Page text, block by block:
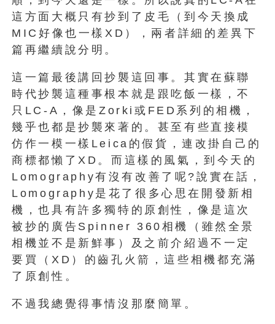
這方面大概只有抄到了皮毛（到今天換成
MIC好像也一樣XD），兩者詳細的差異下
篇再繼續說分明。
這一篇最後講回抄襲這回事。其實在蘇聯
時代抄襲這種事根本就是跟吃飯一樣，不
只LC-A，像是Zorki或FED系列的相機，
幾乎也都是抄襲來著的。甚至有些直接模
仿作一模一樣Leica的假貨，連改掛自己的
商標都懶了XD。而這樣的風氣，到今天的
Lomography有沒有改善了呢?說實在話，
Lomography是花了很多心思在開發新相
機，也具有許多獨特的原創性，像是這次
被抄的廣告Spinner 360相機（雖然全景
相機並不是新鮮事）及之前介紹過不一定
要買（XD）的齒孔火箭，這些相機都充滿
了原創性。
不過我總覺得事情沒那麼簡單。